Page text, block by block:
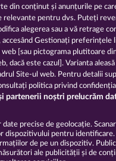
Termeni și condiții
de
tehnică
Cererea de
din conținut și anunțurile pe
relevante pentru dvs. Puteți
alegerea sau a vă retrage
accesând Gestionați preferințele
web [sau pictograma plutitoare
dacă este cazul]. Varianta
Site-ul web. Pentru detalii
politica privind
partenerii noștri prelucrăm
precise de geolocație.
dispozitivului pentru identificare.
de pe un dispozitiv.
ale publicității și de